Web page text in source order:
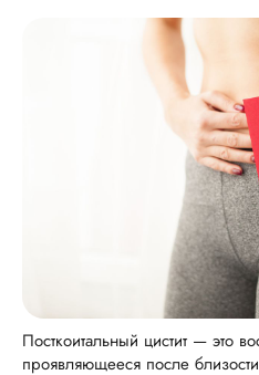
Посткоитальный цистит — это
проявляющееся после